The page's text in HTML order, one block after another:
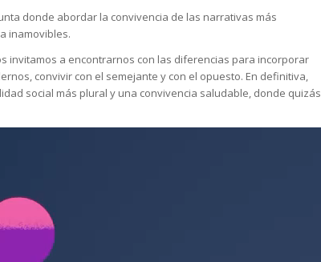
donde abordar la convivencia de las narrativas más
inamovibles.
invitamos a encontrarnos con las diferencias para incorporar
convivir con el semejante y con el opuesto. En definitiva,
social más plural y una convivencia saludable, donde quizás